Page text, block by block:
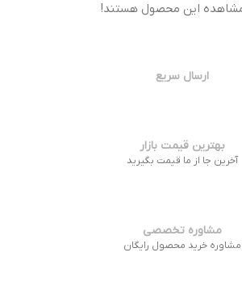
مشاهده این محصول هستند!
ارسال سریع
بهترین قیمت بازار
آخرین جا از ما قیمت بگیرید
مشاوره تخصصی
مشاوره خرید محصول رایگان